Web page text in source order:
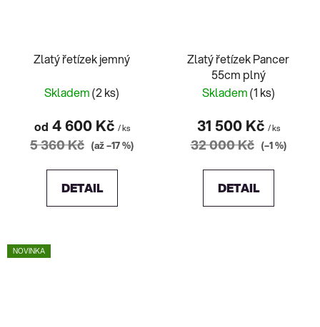
Zlatý řetízek jemný
Skladem(2 ks)
od 4 600 Kč / ks
5 360 Kč (až –17 %)
DETAIL
Zlatý řetízek Pancer
55cm plný
Skladem(1 ks)
31 500 Kč / ks
32 000 Kč (–1 %)
DETAIL
NOVINKA